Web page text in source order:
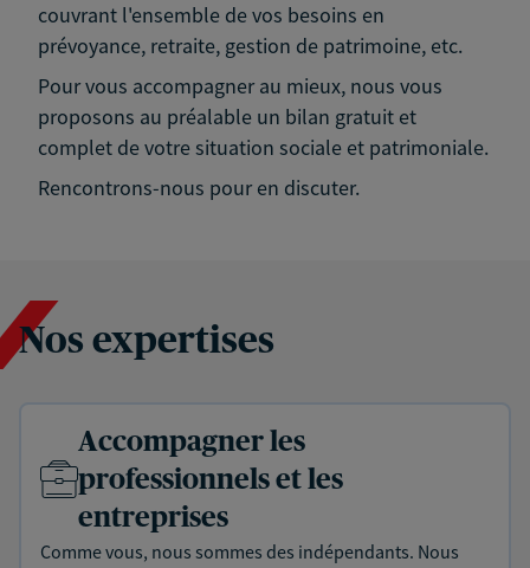
couvrant l'ensemble de vos besoins en
prévoyance, retraite, gestion de patrimoine, etc.
Pour vous accompagner au mieux, nous vous
proposons au préalable un bilan gratuit et
complet de votre situation sociale et patrimoniale.
Rencontrons-nous pour en discuter.
Nos expertises
Accompagner les
professionnels et les
entreprises
Comme vous, nous sommes des indépendants. Nous